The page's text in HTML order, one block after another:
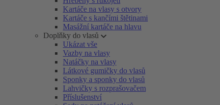
Kartáče na vlasy s otvory
Kartáče s kančími štětinami
Masážní kartáče na hlavu
Doplňky do vlasů
Ukázat vše
Vazby na vlasy
Natáčky na vlasy
Látkové gumičky do vlasů
Sponky a sponky do vlasů
Lahvičky s rozprašovačem
Příslušenství